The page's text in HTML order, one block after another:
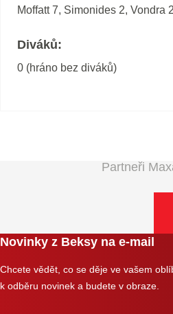
Moffatt 7, Simonides 2, Vondra
Diváků:
0 (hráno bez diváků)
Partneři
Novinky z Beksy na e-mail
Chcete vědět, co se děje ve vašem
k odběru novinek a budete v obraze.